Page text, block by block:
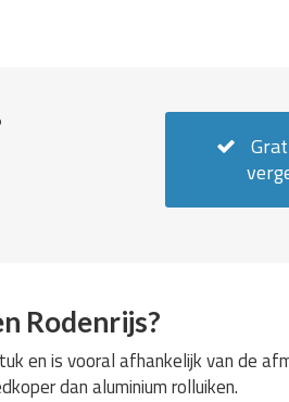
Rodenrijs?
en is vooral afhankelijk van de
dan aluminium rolluiken.